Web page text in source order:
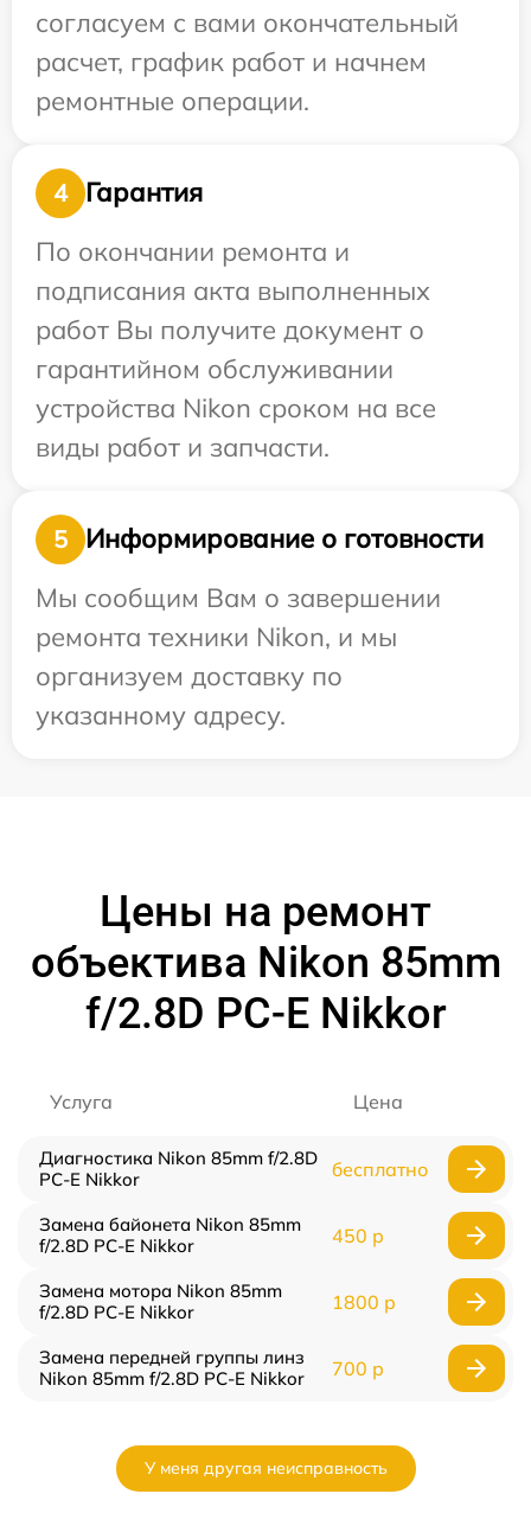
согласуем с вами окончательный
расчет, график работ и начнем
ремонтные операции.
4
Гарантия
По окончании ремонта и
подписания акта выполненных
работ Вы получите документ о
гарантийном обслуживании
устройства Nikon сроком на все
виды работ и запчасти.
5
Информирование о готовности
Мы сообщим Вам о завершении
ремонта техники Nikon, и мы
организуем доставку по
указанному адресу.
Цены на ремонт
объектива Nikon 85mm
f/2.8D PC-E Nikkor
Услуга Цена
Диагностика Nikon 85mm f/2.8D
PC-E Nikkor
бесплатно
Замена байонета Nikon 85mm
f/2.8D PC-E Nikkor
450 р
Замена мотора Nikon 85mm
f/2.8D PC-E Nikkor
1800 р
Замена передней группы линз
Nikon 85mm f/2.8D PC-E Nikkor
700 р
У меня другая неисправность